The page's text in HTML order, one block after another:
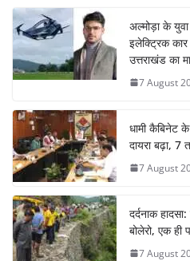
अल्मोड़ा के
इलेक्ट्रिक
उत्तराखंड का
7 August
धामी कैबिनेट
दायरा बढ़ा, 7
7 August
दर्दनाक
बोलेरो, एक ही
7 August